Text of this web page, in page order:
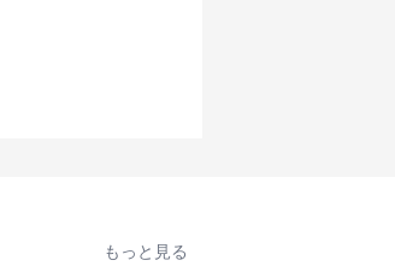
もっと見る